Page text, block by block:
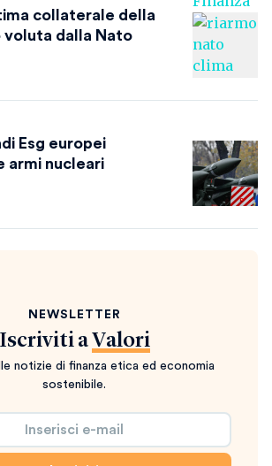
collaterale della
voluta dalla Nato
Esg europei
armi nucleari
NEWSLETTER
Iscriviti a Valori
notizie di finanza etica ed economia
sostenibile.